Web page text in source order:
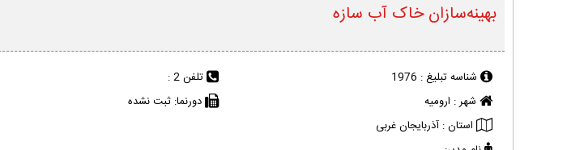
بهینه‌سازان خاک آب سازه
شناسه تبلیغ : 1976
شهر : ارومیه
استان : آذربایجان غربی
تلفن 2 :
دورنما: ثبت نشده